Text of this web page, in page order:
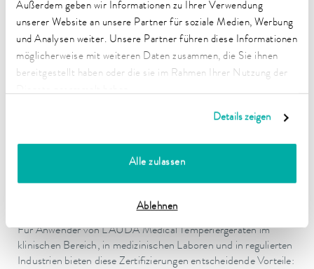
Außerdem geben wir Informationen zu Ihrer Verwendung
unserer Website an unsere Partner für soziale Medien, Werbung
und Analysen weiter. Unsere Partner führen diese Informationen
möglicherweise mit weiteren Daten zusammen, die Sie ihnen
bereitgestellt haben oder die sie im Rahmen Ihrer Nutzung der
Details zeigen
Alle zulassen
Ablehnen
Warum diese Zertifizierungen wichtig sind
Für Anwender von LAUDA Medical Temperiergeräten im
klinischen Bereich, in medizinischen Laboren und in regulierten
Industrien bieten diese Zertifizierungen entscheidende Vorteile: